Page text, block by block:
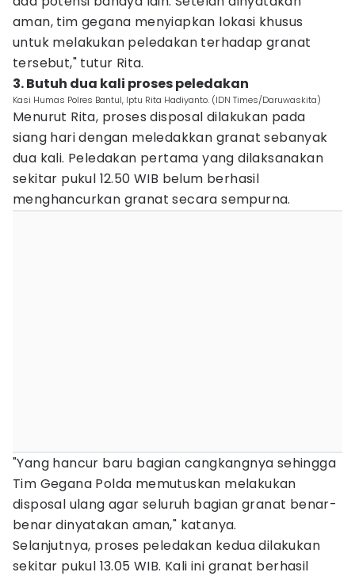
aman, tim gegana menyiapkan lokasi khusus
untuk melakukan peledakan terhadap granat
tersebut," tutur Rita.
3. Butuh dua kali proses peledakan
‎Kasi Humas Polres Bantul, Iptu Rita Hadiyanto. (IDN Times/Daruwaskita)
Menurut Rita, proses disposal dilakukan pada
siang hari dengan meledakkan granat sebanyak
dua kali. Peledakan pertama yang dilaksanakan
sekitar pukul 12.50 WIB belum berhasil
menghancurkan granat secara sempurna.
"Yang hancur baru bagian cangkangnya sehingga
Tim Gegana Polda memutuskan melakukan
disposal ulang agar seluruh bagian granat benar-
benar dinyatakan aman," katanya.
Selanjutnya, proses peledakan kedua dilakukan
sekitar pukul 13.05 WIB. Kali ini granat berhasil